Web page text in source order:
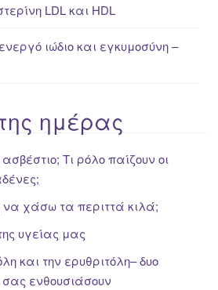
LDL και HDL
ιώδιο και εγκυμοσύνη –
ημέρας
Τι ρόλο παίζουν οι
να χάσω τα περιττά κιλά;
υγείας μας
και την ερυθριτόλη– δυο
ενθουσιάσουν